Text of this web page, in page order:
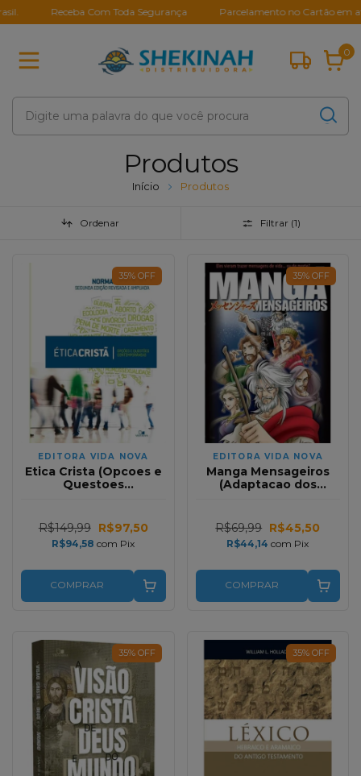
Receba Com Toda Segurança Parcelamento no Cartão em até 10X
0
Produtos
Início Produtos
Ordenar Filtrar (1)
35% OFF
EDITORA VIDA NOVA
Etica Crista (Opcoes e
Questoes
R$149,99 R$97,50
R$94,58com Pix
COMPRAR
35% OFF
EDITORA VIDA NOVA
Manga Mensageiros
(Adaptacao dos
R$69,99 R$45,50
R$44,14com Pix
COMPRAR
35% OFF 35% OFF